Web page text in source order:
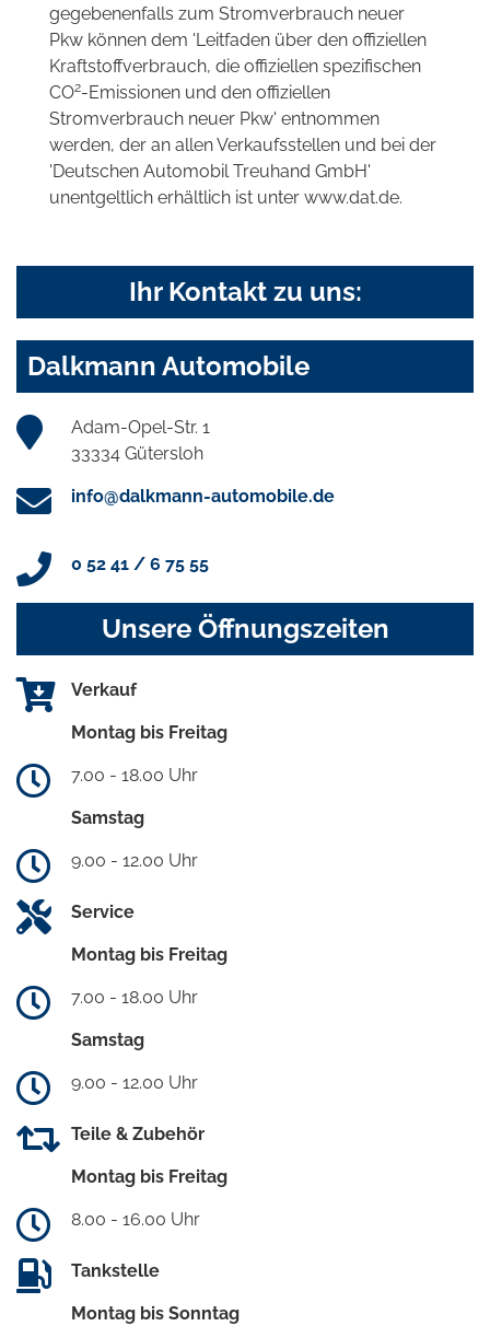
gegebenenfalls zum Stromverbrauch neuer
Pkw können dem 'Leitfaden über den offiziellen
Kraftstoffverbrauch, die offiziellen spezifischen
CO2-Emissionen und den offiziellen
Stromverbrauch neuer Pkw' entnommen
werden, der an allen Verkaufsstellen und bei der
'Deutschen Automobil Treuhand GmbH'
unentgeltlich erhältlich ist unter www.dat.de.
Ihr Kontakt zu uns:
Dalkmann Automobile
Adam-Opel-Str. 1
33334 Gütersloh
info@dalkmann-automobile.de
0 52 41 / 6 75 55
Unsere Öffnungszeiten
Verkauf
Montag bis Freitag
7.00 - 18.00 Uhr
Samstag
9.00 - 12.00 Uhr
Service
Montag bis Freitag
7.00 - 18.00 Uhr
Samstag
9.00 - 12.00 Uhr
Teile & Zubehör
Montag bis Freitag
8.00 - 16.00 Uhr
Tankstelle
Montag bis Sonntag